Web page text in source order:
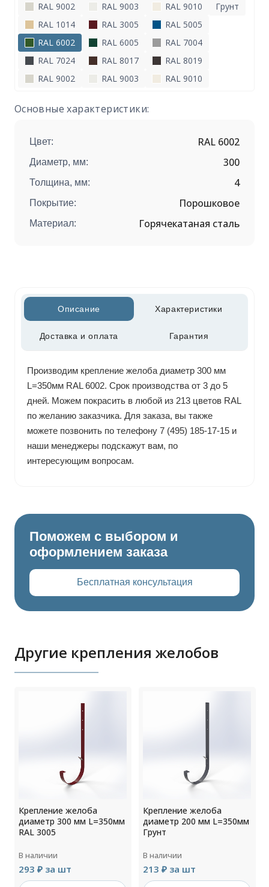
RAL 9002
RAL 9003 RAL 9010
Грунт
RAL 1014
RAL 3005
RAL 5005
RAL 6002
RAL 6005
RAL 7004
RAL 7024
RAL 8017
RAL 8019
RAL 9002
RAL 9003 RAL 9010
Основные характеристики:
Цвет: RAL 6002
Диаметр, мм: 300
Толщина, мм: 4
Покрытие: Порошковое
Материал: Горячекатаная сталь
Описание Характеристики
Доставка и оплата Гарантия
Производим крепление желоба диаметр 300 мм
L=350мм RAL 6002. Срок производства от 3 до 5
дней. Можем покрасить в любой из 213 цветов RAL
по желанию заказчика. Для заказа, вы также
можете позвонить по телефону 7 (495) 185-17-15 и
наши менеджеры подскажут вам, по
интересующим вопросам.
Поможем с выбором и
оформлением заказа
Бесплатная консультация
Другие крепления желобов
Крепление желоба
диаметр 300 мм L=350мм
RAL 3005
В наличии
293 ₽ за шт
Крепление желоба
диаметр 200 мм L=350мм
Грунт
В наличии
213 ₽ за шт